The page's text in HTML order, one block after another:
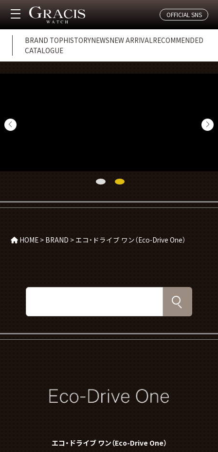
OFFICIAL SNS
BRAND TOPHISTORYNEWSNEW ARRIVALRECOMMENDED
CATALOGUE
HOME > BRAND > エコ・ドライブ ワン（Eco-Drive One）
エコ・ドライブ ワン（Eco-Drive One）